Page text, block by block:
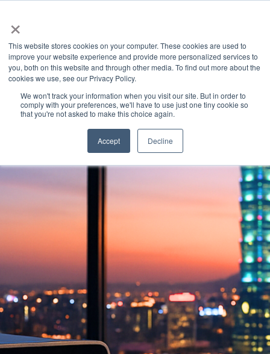
×
This website stores cookies on your computer. These cookies are used to
improve your website experience and provide more personalized services to
you, both on this website and through other media. To find out more about the
cookies we use, see our Privacy Policy.
We won't track your information when you visit our site. But in order to
comply with your preferences, we'll have to use just one tiny cookie so
that you're not asked to make this choice again.
Accept Decline
Latest News